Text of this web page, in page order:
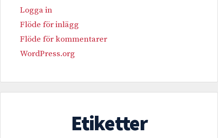
Logga in
Flöde för inlägg
Flöde för kommentarer
WordPress.org
Etiketter